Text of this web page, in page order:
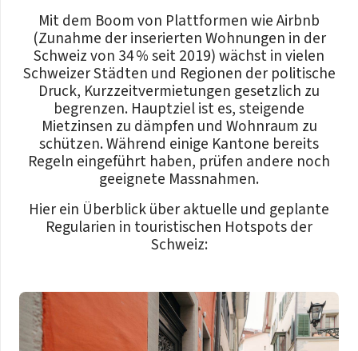
Mit dem Boom von Plattformen wie Airbnb
(Zunahme der inserierten Wohnungen in der
Schweiz von 34 % seit 2019) wächst in vielen
Schweizer Städten und Regionen der politische
Druck, Kurzzeitvermietungen gesetzlich zu
begrenzen. Hauptziel ist es, steigende
Mietzinsen zu dämpfen und Wohnraum zu
schützen. Während einige Kantone bereits
Regeln eingeführt haben, prüfen andere noch
geeignete Massnahmen.
Hier ein Überblick über aktuelle und geplante
Regularien in touristischen Hotspots der
Schweiz: